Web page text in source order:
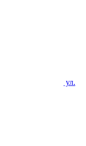
ул.